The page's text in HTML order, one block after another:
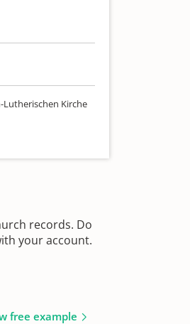
Lutherischen Kirche
records. Do
your account.
free example